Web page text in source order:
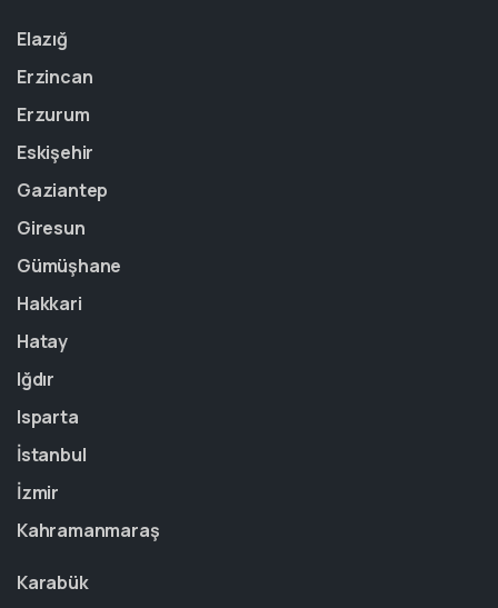
Elazığ
Erzincan
Erzurum
Eskişehir
Gaziantep
Giresun
Gümüşhane
Hakkari
Hatay
Iğdır
Isparta
İstanbul
İzmir
Kahramanmaraş
Karabük